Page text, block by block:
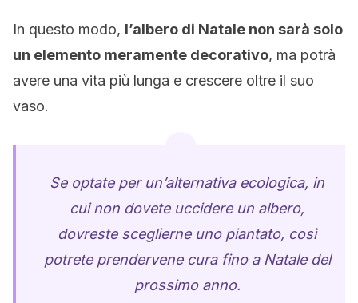
In questo modo, l’albero di Natale non sarà solo
un elemento meramente decorativo, ma potrà
avere una vita più lunga e crescere oltre il suo
vaso.
Se optate per un’alternativa ecologica, in
cui non dovete uccidere un albero,
dovreste sceglierne uno piantato, così
potrete prendervene cura fino a Natale del
prossimo anno.